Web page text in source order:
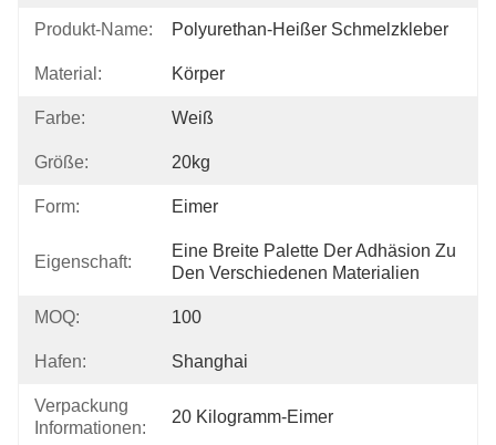
Produkt-Name: Polyurethan-Heißer Schmelzkleber
Material: Körper
Farbe: Weiß
Größe: 20kg
Form: Eimer
Eigenschaft:
Eine Breite Palette Der Adhäsion Zu
Den Verschiedenen Materialien
MOQ: 100
Hafen: Shanghai
Verpackung
Informationen:
20 Kilogramm-Eimer